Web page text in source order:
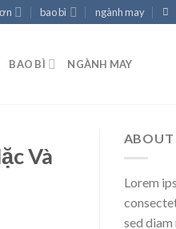
bao bì ngành may
BAO BÌ NGÀNH MAY
Và
ABOUT
Lorem
sed